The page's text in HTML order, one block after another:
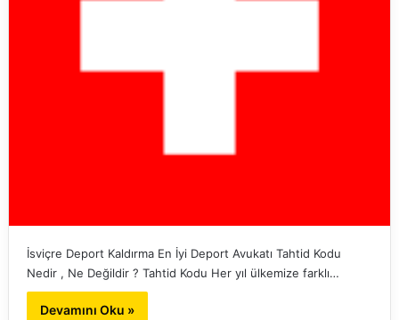
İsviçre Deport Kaldırma En İyi Deport Avukatı Tahtid Kodu
Nedir , Ne Değildir ? Tahtid Kodu Her yıl ülkemize farklı…
Devamını Oku »